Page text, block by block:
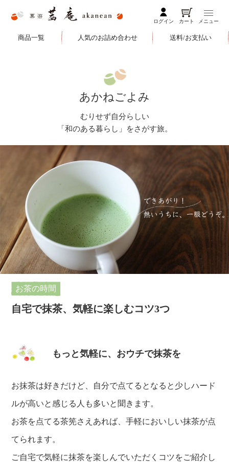
ログイン カート メニュー
商品一覧 人気のお詰め合わせ 送料/お支払い
あかねごよみ
むりせず自分らしい
「和のある暮らし」をさがす旅。
お茶の時間
自宅で抹茶、気軽に楽しむコツ3つ
もっと気軽に、おウチで抹茶を
お抹茶は好きだけど、自分で点てるとなると少しハード
ルが高いと感じる人も多いと聞きます。
お茶を点てる茶筅さえあれば、手軽においしい抹茶が点
てられます。
ご自宅で気軽に抹茶を楽しんでいただくコツをご紹介し